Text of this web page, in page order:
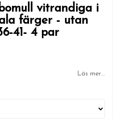
vitrandiga i
färger - utan
41- 4 par
Läs mer...